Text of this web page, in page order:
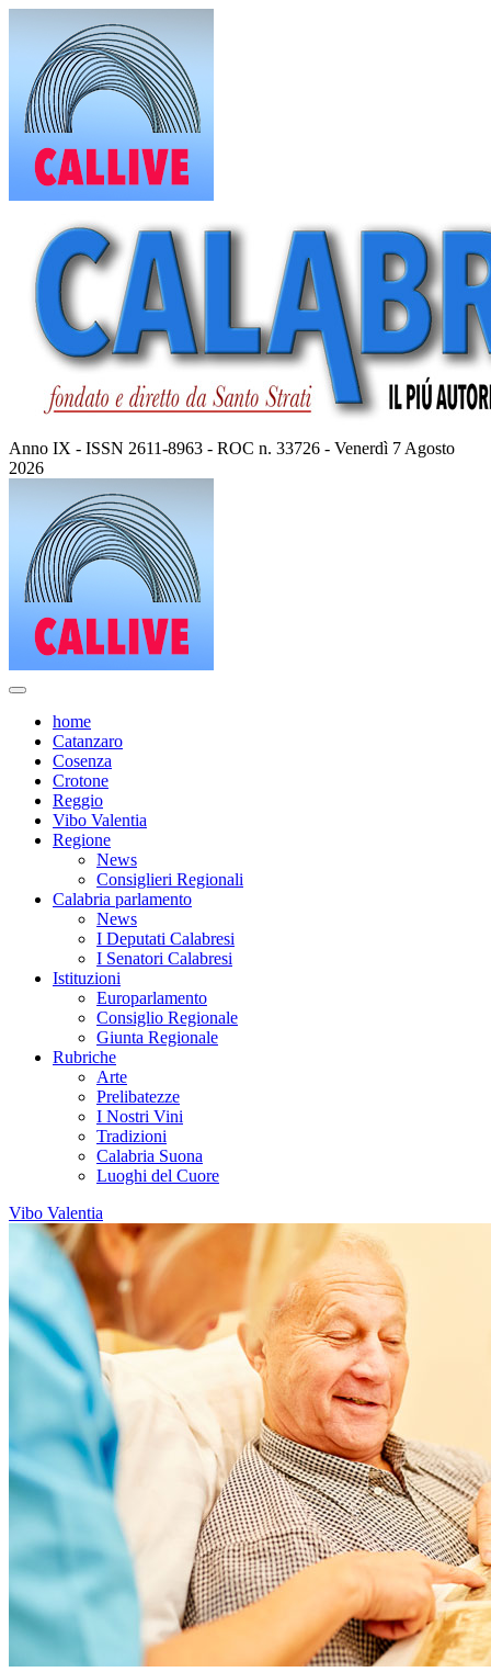
contenuto
Anno IX - ISSN 2611-8963 - ROC n. 33726 - Venerdì 7 Agosto
2026
home
Catanzaro
Cosenza
Crotone
Reggio
Vibo Valentia
Regione
News
Consiglieri Regionali
Calabria parlamento
News
I Deputati Calabresi
I Senatori Calabresi
Istituzioni
Europarlamento
Consiglio Regionale
Giunta Regionale
Rubriche
Arte
Prelibatezze
I Nostri Vini
Tradizioni
Calabria Suona
Luoghi del Cuore
Vibo Valentia